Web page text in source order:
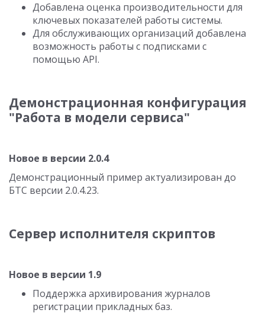
Добавлена оценка производительности для
ключевых показателей работы системы.
Для обслуживающих организаций добавлена
возможность работы с подписками с
помощью API.
Демонстрационная конфигурация
"Работа в модели сервиса"
Новое в версии 2.0.4
Демонстрационный пример актуализирован до
БТС версии 2.0.4.23.
Сервер исполнителя скриптов
Новое в версии 1.9
Поддержка архивирования журналов
регистрации прикладных баз.